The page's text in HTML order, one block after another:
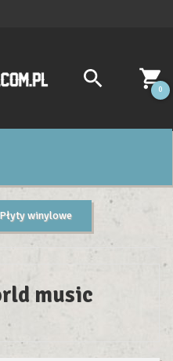
0
Płyty winylowe
music